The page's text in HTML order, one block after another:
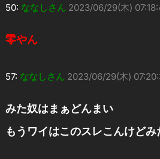
50: ななしさん 2023/06/29(木)
零やん
57: ななしさん 2023/06/29(木)
みた奴はまぁどんまい
もうワイはこのスレこんけどみ